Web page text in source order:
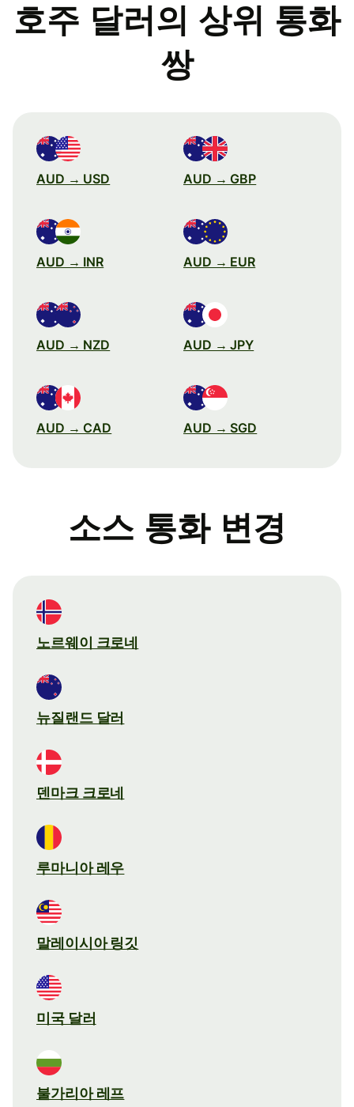
호주 달러의 상위 통화
쌍
AUD → USD AUD → GBP
AUD → INR AUD → EUR
AUD → NZD AUD → JPY
AUD → CAD AUD → SGD
소스 통화 변경
노르웨이 크로네
뉴질랜드 달러
덴마크 크로네
루마니아 레우
말레이시아 링깃
미국 달러
불가리아 레프